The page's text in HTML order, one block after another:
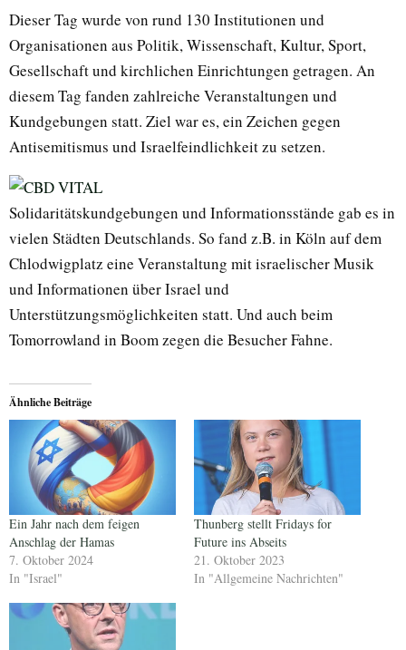
Dieser Tag wurde von rund 130 Institutionen und
Organisationen aus Politik, Wissenschaft, Kultur, Sport,
Gesellschaft und kirchlichen Einrichtungen getragen. An
diesem Tag fanden zahlreiche Veranstaltungen und
Kundgebungen statt. Ziel war es, ein Zeichen gegen
Antisemitismus und Israelfeindlichkeit zu setzen.
Solidaritätskundgebungen und Informationsstände gab es in
vielen Städten Deutschlands. So fand z.B. in Köln auf dem
Chlodwigplatz eine Veranstaltung mit israelischer Musik
und Informationen über Israel und
Unterstützungsmöglichkeiten statt. Und auch beim
Tomorrowland in Boom zegen die Besucher Fahne.
Ähnliche Beiträge
Ein Jahr nach dem feigen
Anschlag der Hamas
7. Oktober 2024
In "Israel"
Thunberg stellt Fridays for
Future ins Abseits
21. Oktober 2023
In "Allgemeine Nachrichten"